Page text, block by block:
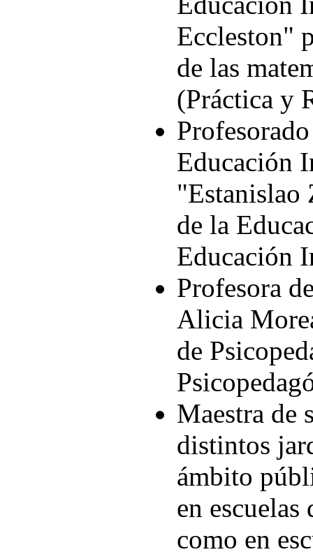
Eccleston"
de las
(Práctica y
Educación
"Estanislao
de la
Educación
Profesora
Alicia
de
Maestra de
distintos
ámbito
en
como en